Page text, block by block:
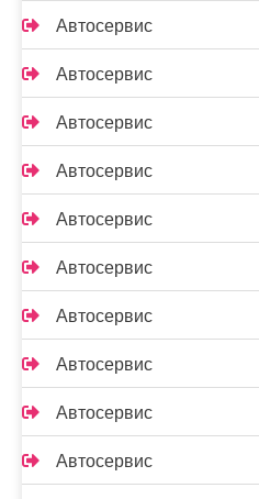
Автосервис
Автосервис
Автосервис
Автосервис
Автосервис
Автосервис
Автосервис
Автосервис
Автосервис
Автосервис